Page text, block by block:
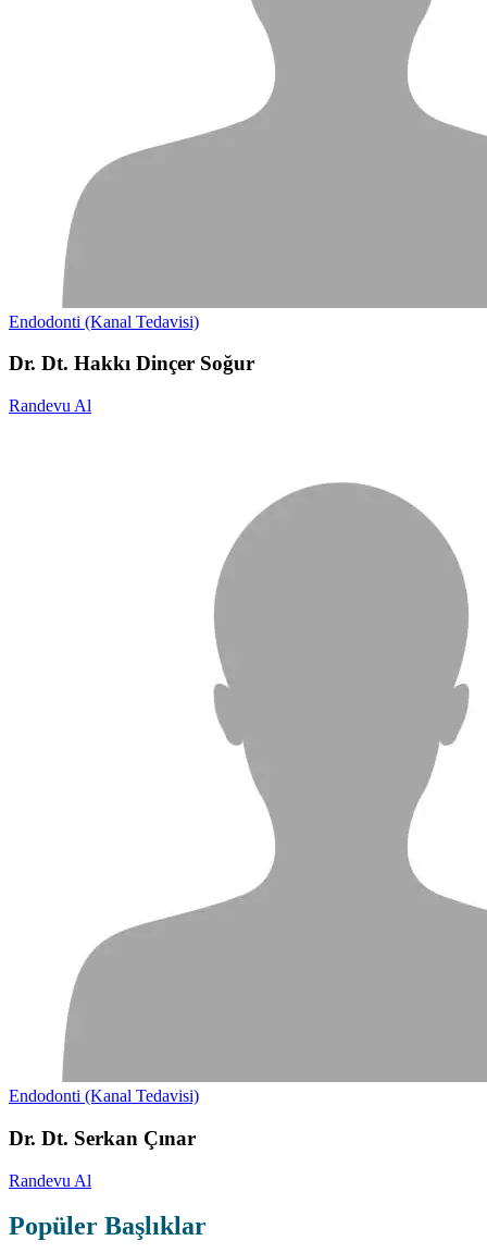
Endodonti (Kanal Tedavisi)
Dr. Dt. Hakkı Dinçer Soğur
Randevu Al
Endodonti (Kanal Tedavisi)
Dr. Dt. Serkan Çınar
Randevu Al
Popüler Başlıklar